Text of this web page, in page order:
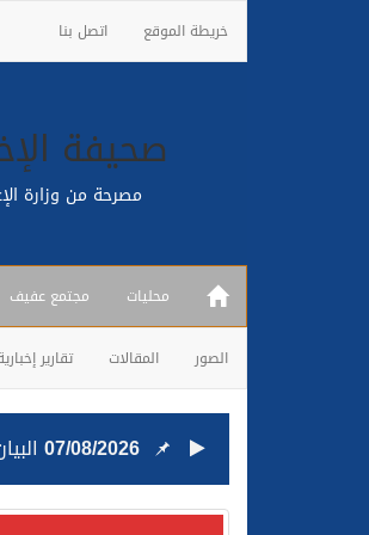
خريطة الموقع اتصل بنا
صحيفة
مصرحة من وزارة
محليات مجتمع عفيف
الصور المقالات تقارير
07/08/2026
25/07/2026